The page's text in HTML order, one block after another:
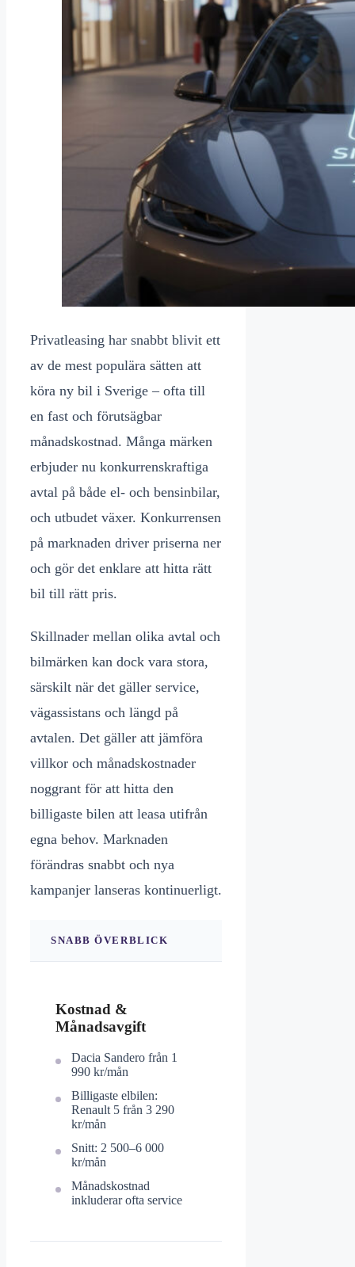
Privatleasing har snabbt blivit ett
av de mest populära sätten att
köra ny bil i Sverige – ofta till
en fast och förutsägbar
månadskostnad. Många märken
erbjuder nu konkurrenskraftiga
avtal på både el- och bensinbilar,
och utbudet växer. Konkurrensen
på marknaden driver priserna ner
och gör det enklare att hitta rätt
bil till rätt pris.
Skillnader mellan olika avtal och
bilmärken kan dock vara stora,
särskilt när det gäller service,
vägassistans och längd på
avtalen. Det gäller att jämföra
villkor och månadskostnader
noggrant för att hitta den
billigaste bilen att leasa utifrån
egna behov. Marknaden
förändras snabbt och nya
kampanjer lanseras kontinuerligt.
SNABB ÖVERBLICK
Kostnad &
Månadsavgift
Dacia Sandero från 1
990 kr/mån
Billigaste elbilen:
Renault 5 från 3 290
kr/mån
Snitt: 2 500–6 000
kr/mån
Månadskostnad
inkluderar ofta service